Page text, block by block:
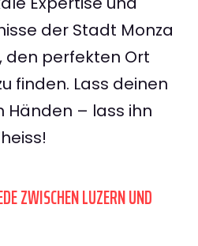
der Stadt Monza
den perfekten Ort
finden. Lass deinen
Händen – lass ihn
ZWISCHEN LUZERN UND